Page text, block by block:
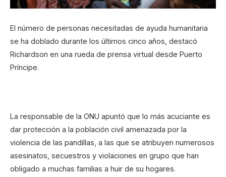
El número de personas necesitadas de ayuda humanitaria
se ha doblado durante los últimos cinco años, destacó
Richardson en una rueda de prensa virtual desde Puerto
Príncipe.
La responsable de la ONU apuntó que lo más acuciante es
dar protección a la población civil amenazada por la
violencia de las pandillas, a las que se atribuyen numerosos
asesinatos, secuestros y violaciones en grupo que han
obligado a muchas familias a huir de su hogares.